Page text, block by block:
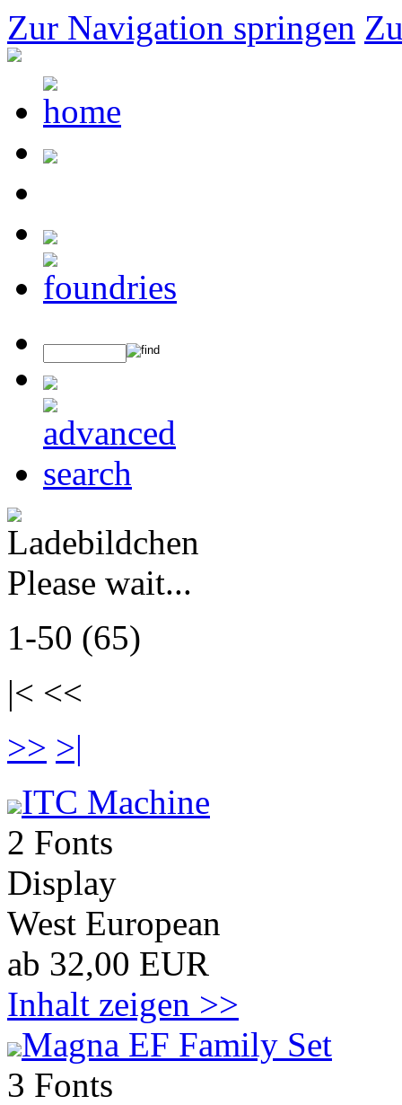
Zur Navigation springen
Please wait...
1-50 (65)
|< <<
>> >|
ITC Machine
2 Fonts
Display
West European
ab 32,00 EUR
Inhalt zeigen >>
Magna EF Family Set
3 Fonts